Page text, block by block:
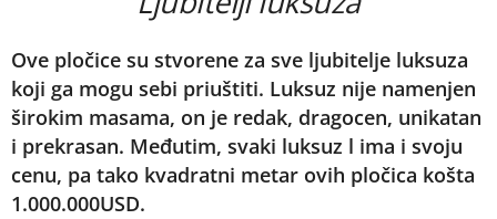
Ove pločice su stvorene za sve ljubitelje luksuza
koji ga mogu sebi priuštiti. Luksuz nije namenjen
širokim masama, on je redak, dragocen, unikatan
i prekrasan. Međutim, svaki luksuz l ima i svoju
cenu, pa tako kvadratni metar ovih pločica košta
1.000.000USD.